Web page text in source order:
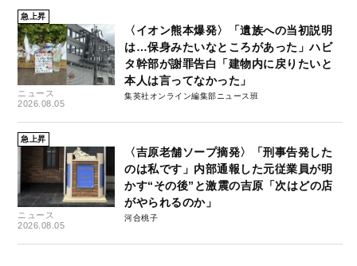
急上昇
ニュース
2026.08.05
〈イオン熊本爆発〉「遺族への当初説明
は…保身みたいなところがあった」ハビ
タ幹部が謝罪告白「建物内に戻りたいと
本人は言ってなかった」
集英社オンライン編集部ニュース班
急上昇
ニュース
2026.08.05
〈吉原老舗ソープ摘発〉「刑事告発した
のは私です」内部通報した元従業員が明
かす“その後”と激震の吉原「次はどの店
がやられるのか」
河合桃子